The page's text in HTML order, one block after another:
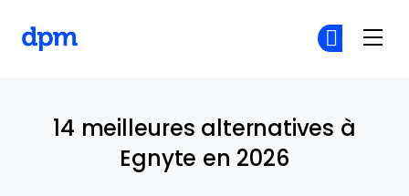
14 meilleures alternatives à
Egnyte en 2026